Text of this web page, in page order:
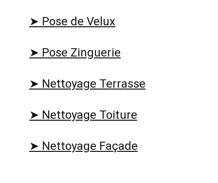
➤ Pose de Velux
➤ Pose Zinguerie
➤ Nettoyage Terrasse
➤ Nettoyage Toiture
➤ Nettoyage Façade